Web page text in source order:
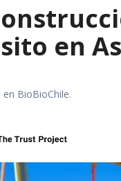
en
BioBioChile.